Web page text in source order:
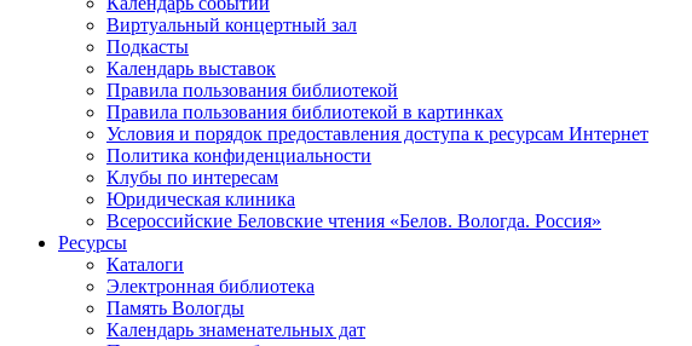
Виртуальный концертный зал
Подкасты
Календарь выставок
Правила пользования библиотекой
Правила пользования библиотекой в картинках
Условия и порядок предоставления доступа к ресурсам Интернет
Политика конфиденциальности
Клубы по интересам
Юридическая клиника
Всероссийские Беловские чтения «Белов. Вологда. Россия»
Ресурсы
Каталоги
Электронная библиотека
Память Вологды
Календарь знаменательных дат